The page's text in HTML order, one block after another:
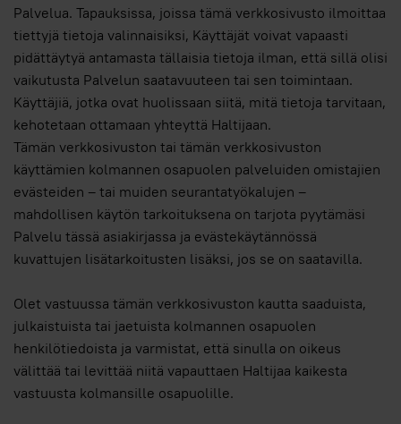
Palvelua. Tapauksissa, joissa tämä verkkosivusto ilmoittaa
tiettyjä tietoja valinnaisiksi, Käyttäjät voivat vapaasti
pidättäytyä antamasta tällaisia tietoja ilman, että sillä olisi
vaikutusta Palvelun saatavuuteen tai sen toimintaan.
Käyttäjiä, jotka ovat huolissaan siitä, mitä tietoja tarvitaan,
kehotetaan ottamaan yhteyttä Haltijaan.
Tämän verkkosivuston tai tämän verkkosivuston
käyttämien kolmannen osapuolen palveluiden omistajien
evästeiden – tai muiden seurantatyökalujen –
mahdollisen käytön tarkoituksena on tarjota pyytämäsi
Palvelu tässä asiakirjassa ja evästekäytännössä
kuvattujen lisätarkoitusten lisäksi, jos se on saatavilla.
Olet vastuussa tämän verkkosivuston kautta saaduista,
julkaistuista tai jaetuista kolmannen osapuolen
henkilötiedoista ja varmistat, että sinulla on oikeus
välittää tai levittää niitä vapauttaen Haltijaa kaikesta
vastuusta kolmansille osapuolille.